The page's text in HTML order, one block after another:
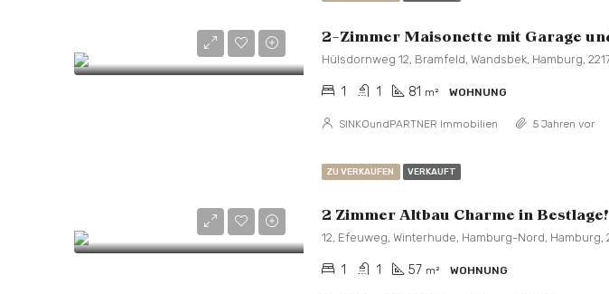
1 1 81 m² WOHNUNG
SINKOundPARTNER Immobilien 5 Jahren vor
ZU VERKAUFEN VERKAUFT
2 Zimmer Altbau Charme in Bestlage!
1 1 57 m² WOHNUNG